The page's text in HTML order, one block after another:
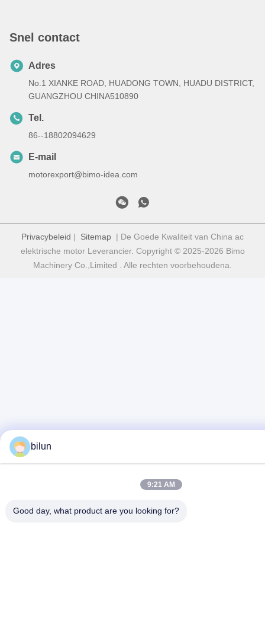
Snel contact
Adres
No.1 XIANKE ROAD, HUADONG TOWN, HUADU DISTRICT,
GUANGZHOU CHINA510890
Tel.
86--18802094629
E-mail
motorexport@bimo-idea.com
Privacybeleid | Sitemap | De Goede Kwaliteit van China ac
elektrische motor Leverancier. Copyright © 2025-2026 Bimo
Machinery Co.,Limited . Alle rechten voorbehoudena.
bilun
9:21 AM
Good day, what product are you looking for?